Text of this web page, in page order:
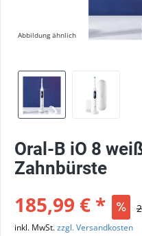
Abbildung ähnlich
Oral-B iO 8
Zahnbürste
185,99 € *
inkl. MwSt.zzgl. Versandkosten